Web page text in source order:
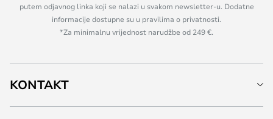
putem odjavnog linka koji se nalazi u svakom newsletter-u. Dodatne
informacije dostupne su u pravilima o privatnosti.
*Za minimalnu vrijednost narudžbe od 249 €.
KONTAKT